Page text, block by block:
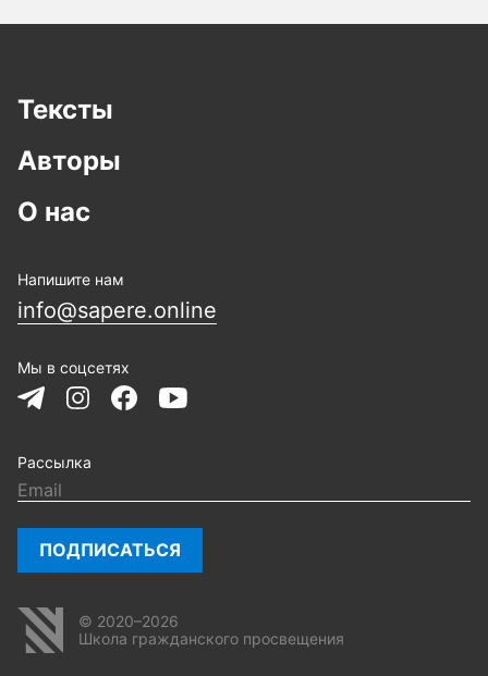
Тексты
Авторы
О нас
Напишите нам
info@sapere.online
Мы в соцсетях
Рассылка
ПОДПИСАТЬСЯ
© 2020–2026
Школа гражданского просвещения